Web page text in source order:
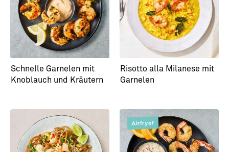
Chunks aus dem Airfryer
mit Garnelen
Schnelle Garnelen mit
Knoblauch und Kräutern
Risotto alla Milanese mit
Garnelen
Airfryer